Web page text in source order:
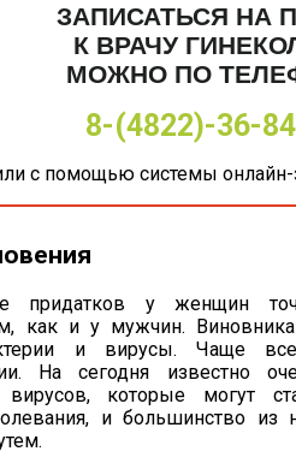
ЗАПИСАТЬСЯ НА
К ВРАЧУ
МОЖНО ПО
8-(4822)-36-
с помощью системы онлайн-
придатков у женщин
как и у мужчин.
и вирусы. Чаще
На сегодня известно
которые могут
и большинство из